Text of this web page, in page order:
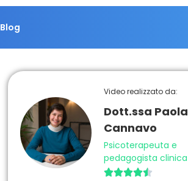
Blog
Video realizzato da:
Dott.ssa Paola
Cannavo
Psicoterapeuta e
pedagogista clinica
